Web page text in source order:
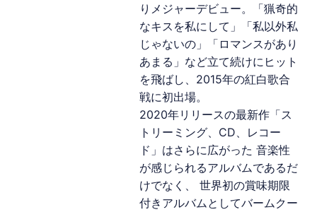
りメジャーデビュー。「猟奇的
なキスを私にして」「私以外私
じゃないの」「ロマンスがあり
あまる」など立て続けにヒット
を飛ばし、2015年の紅白歌合
戦に初出場。
2020年リリースの最新作「ス
トリーミング、CD、レコー
ド」はさらに広がった 音楽性
が感じられるアルバムであるだ
けでなく、 世界初の賞味期限
付きアルバムとしてバームクー